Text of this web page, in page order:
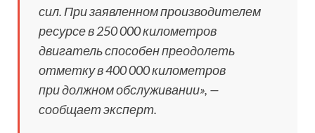
сил. При заявленном производителем
ресурсе в 250 000 километров
двигатель способен преодолеть
отметку в 400 000 километров
при должном обслуживании», —
сообщает эксперт.